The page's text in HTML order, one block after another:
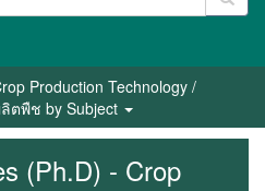
Production Technology /
ตพืช by Subject
(Ph.D) - Crop